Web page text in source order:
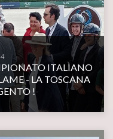
ITALIANO
- LA TOSCANA
!